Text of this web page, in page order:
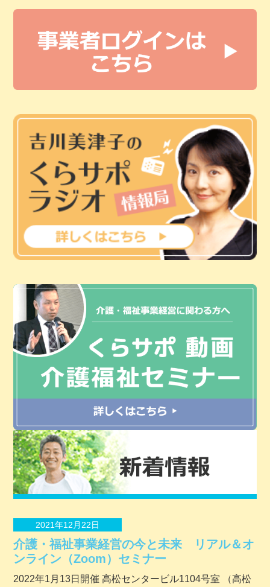
2021年12月22日
介護・福祉事業経営の今と未来 リアル＆オ
ンライン（Zoom）セミナー
2022年1月13日開催 ⾼松センタービル1104号室 （⾼松